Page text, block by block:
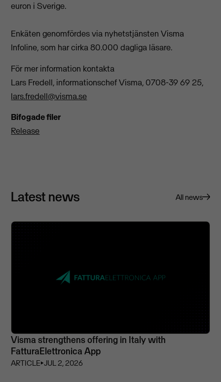
euron i Sverige.
Enkäten genomfördes via nyhetstjänsten Visma
Infoline, som har cirka 80.000 dagliga läsare.
För mer information kontakta
Lars Fredell, informationschef Visma, 0708-39 69 25,
lars.fredell@visma.se
Bifogade filer
Release
Latest news All news
Visma strengthens offering in Italy with
FatturaElettronica App
ARTICLE⏵JUL 2, 2026